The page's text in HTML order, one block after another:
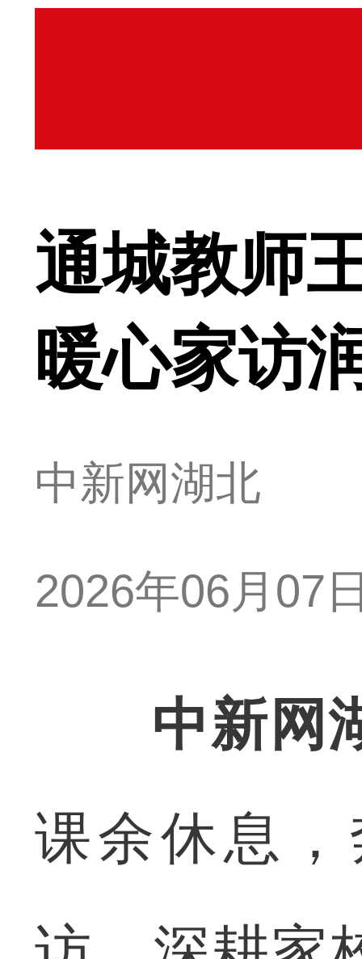
通城教师
暖心家访
中新网湖北
2026年06月07
中新网
课余休息